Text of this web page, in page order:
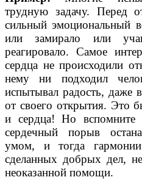
трудную задачу. Перед
сильный эмоциональный
или замирало или
реагировало. Самое
сердца не происходили
нему ни подходил
испытывал радость, даже
от своего открытия. Это
и сердца! Но вспомните
сердечный порыв
умом, и тогда
сделанных добрых дел,
неоказанной помощи.